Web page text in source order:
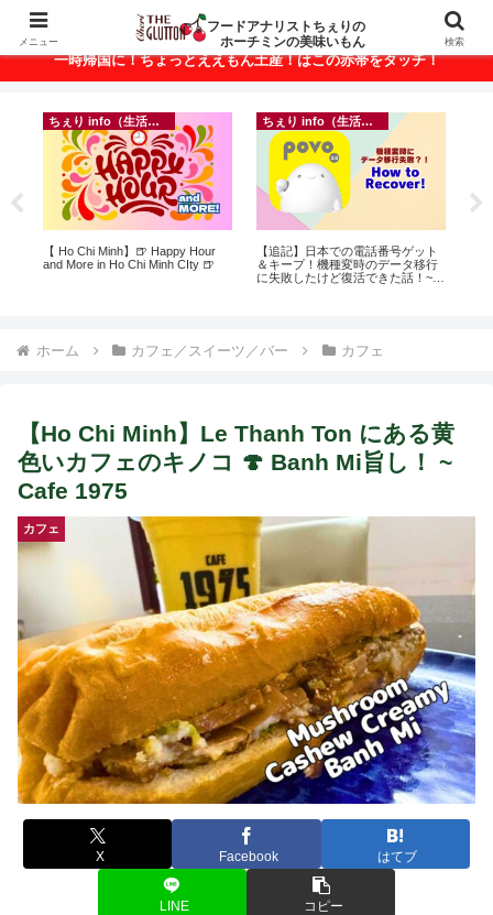
ベトナム・ホーチミンの美味いもんが満載！
一時帰国に！ちょっとええもん土産！はこの赤帯をタッチ！
ちぇり info（生活情報）
【 Ho Chi Minh】🍺 Happy Hour
and More in Ho Chi Minh CIty 🍺
ちぇり info（生活情報）
【追記】日本での電話番号ゲット
＆キープ！機種変時のデータ移行
に失敗したけど復活できた話！~
ホーム カフェ／スイーツ／バー カフェ
【Ho Chi Minh】Le Thanh Ton にある黄
色いカフェのキノコ 🍄 Banh Mi旨し！ ~
Cafe 1975
カフェ
X Facebook はてブ
LINE コピー
メニュー
フードアナリストちぇりの
ホーチミンの美味いもん
検索